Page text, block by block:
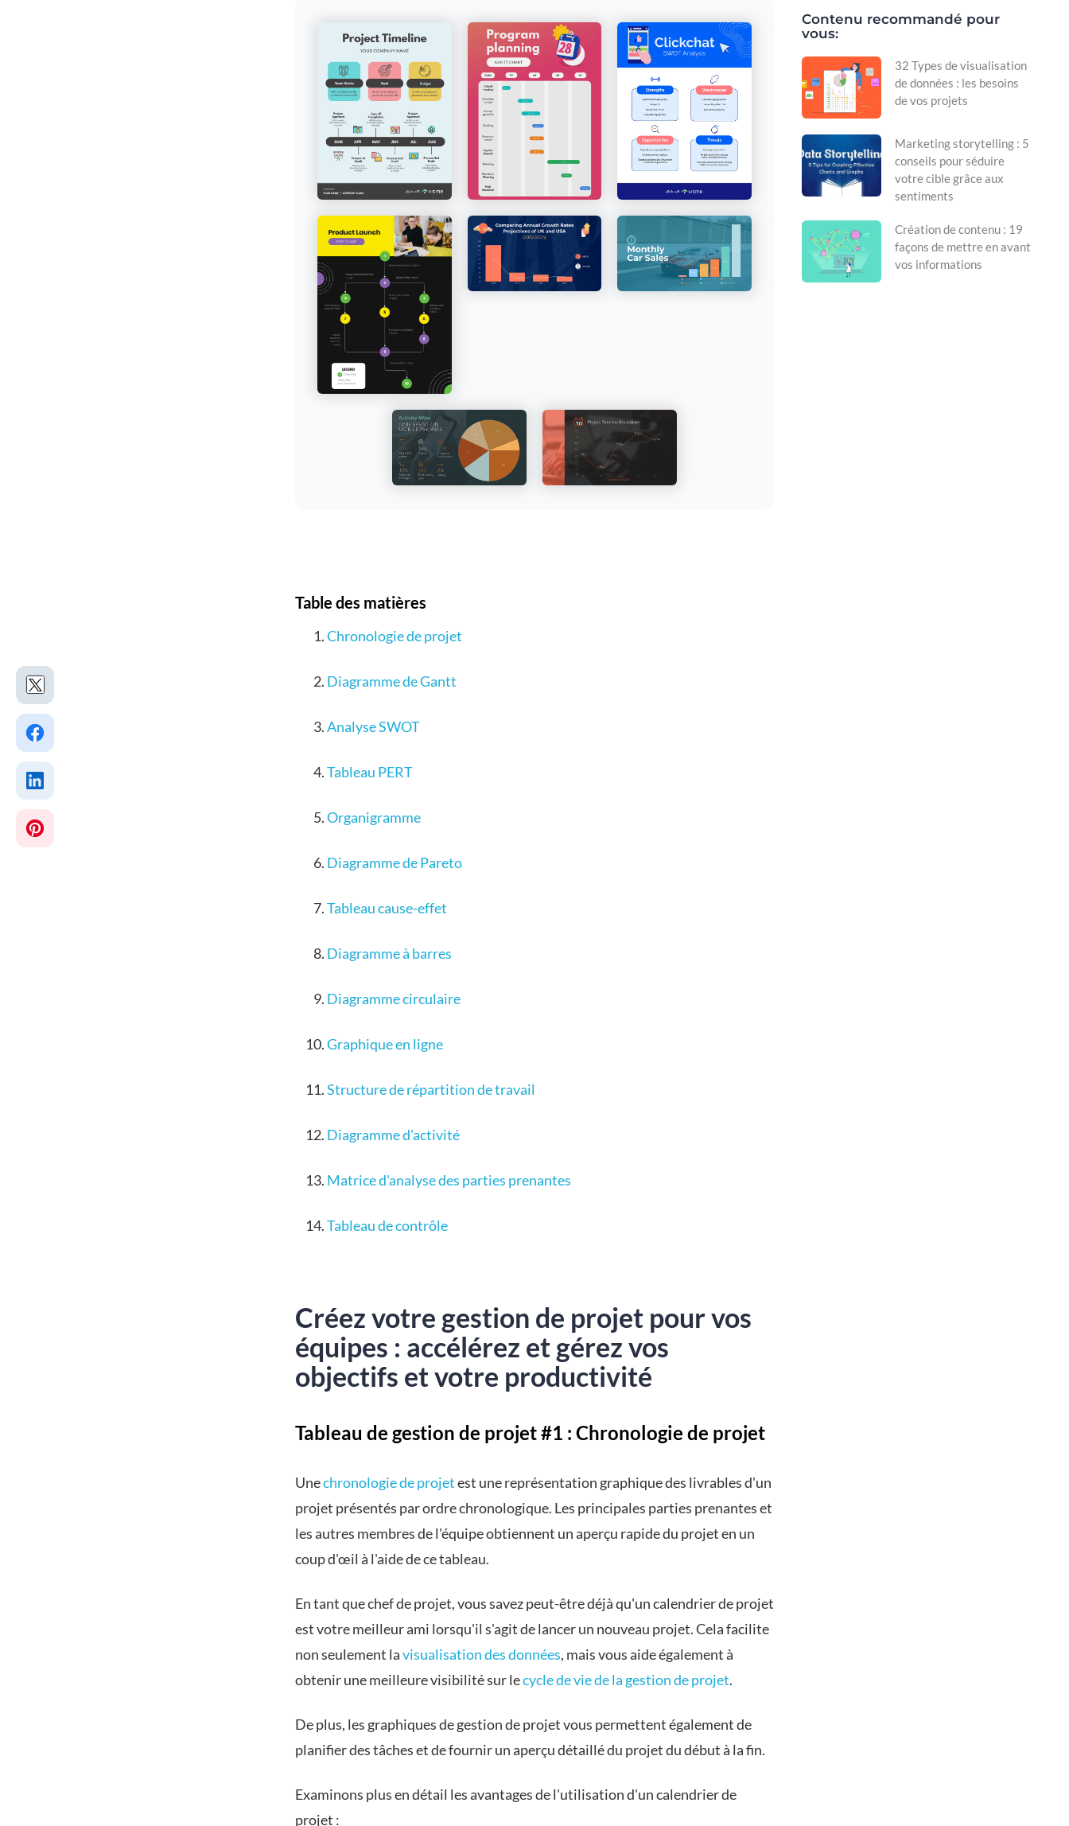
Table des matières
Chronologie de projet
Diagramme de Gantt
Analyse SWOT
Tableau PERT
Organigramme
Diagramme de Pareto
Tableau cause-effet
Diagramme à barres
Diagramme circulaire
Graphique en ligne
Structure de répartition de travail
Diagramme d'activité
Matrice d'analyse des parties prenantes
Tableau de contrôle
Créez votre gestion de projet pour vos
équipes : accélérez et gérez vos
objectifs et votre productivité
Tableau de gestion de projet #1 : Chronologie de projet
Unechronologie de projetest une représentation graphique des livrables d'un
projet présentés par ordre chronologique. Les principales parties prenantes et
les autres membres de l'équipe obtiennent un aperçu rapide du projet en un
coup d'œil à l'aide de ce tableau.
En tant que chef de projet, vous savez peut-être déjà qu'un calendrier de projet
est votre meilleur ami lorsqu'il s'agit de lancer un nouveau projet. Cela facilite
non seulement lavisualisation des données, mais vous aide également à
obtenir une meilleure visibilité sur lecycle de vie de la gestion de projet.
De plus, les graphiques de gestion de projet vous permettent également de
planifier des tâches et de fournir un aperçu détaillé du projet du début à la fin.
Examinons plus en détail les avantages de l'utilisation d'un calendrier de
projet :
Contenu recommandé pour
vous:
32 Types de visualisation
de données : les besoins
de vos projets
Marketing storytelling : 5
conseils pour séduire
votre cible grâce aux
sentiments
Création de contenu : 19
façons de mettre en avant
vos informations